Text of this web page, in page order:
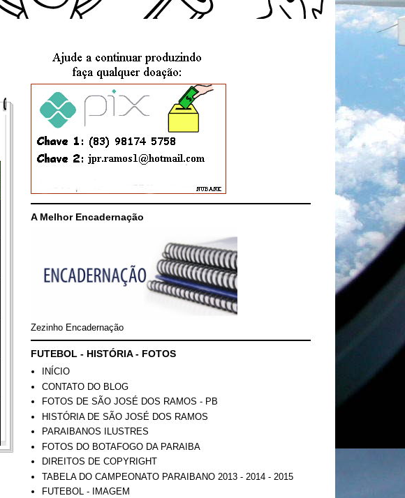
A Melhor Encadernação
Zezinho Encadernação
FUTEBOL - HISTÓRIA - FOTOS
INÍCIO
CONTATO DO BLOG
FOTOS DE SÃO JOSÉ DOS RAMOS - PB
HISTÓRIA DE SÃO JOSÉ DOS RAMOS
PARAIBANOS ILUSTRES
FOTOS DO BOTAFOGO DA PARAIBA
DIREITOS DE COPYRIGHT
TABELA DO CAMPEONATO PARAIBANO 2013 - 2014 - 2015
FUTEBOL - IMAGEM